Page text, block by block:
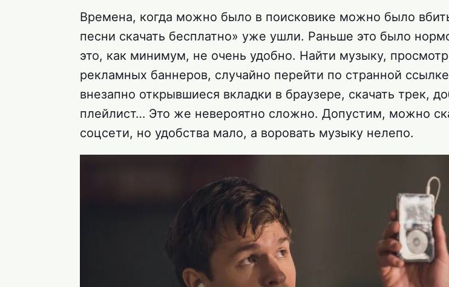
Времена, когда можно было в поисковике можно было
песни скачать бесплатно» уже ушли. Раньше это было
это, как минимум, не очень удобно. Найти музыку,
рекламных баннеров, случайно перейти по странной
внезапно открывшиеся вкладки в браузере, скачать трек,
плейлист… Это же невероятно сложно. Допустим, можно
соцсети, но удобства мало, а воровать музыку нелепо.